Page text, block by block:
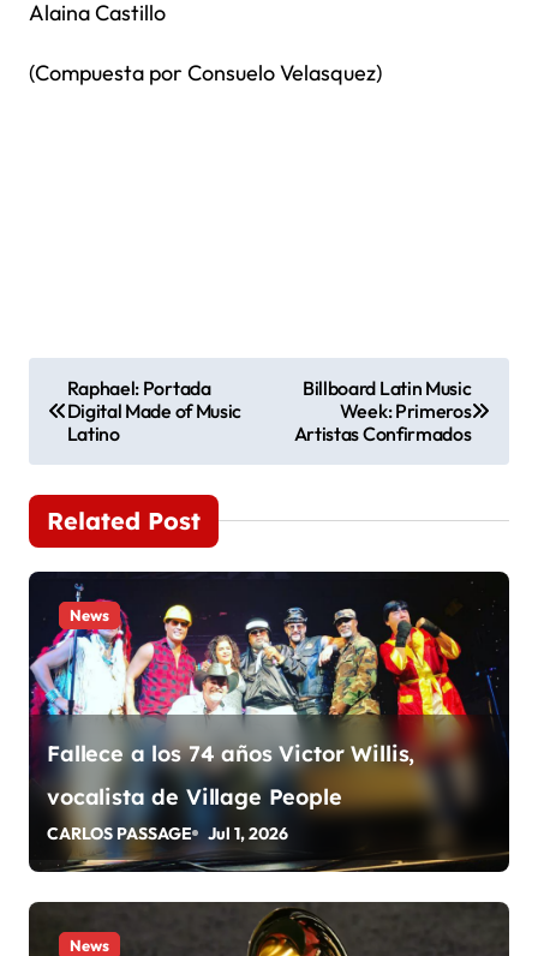
Alaina Castillo
(Compuesta por Consuelo Velasquez)
a
v
e
g
a
c
i
ó
n
d
e
Raphael: Portada
Digital Made of Music
Latino
Billboard Latin Music
Week: Primeros
Artistas Confirmados
Related Post
News
Fallece a los 74 años Victor Willis,
vocalista de Village People
CARLOS PASSAGE Jul 1, 2026
News